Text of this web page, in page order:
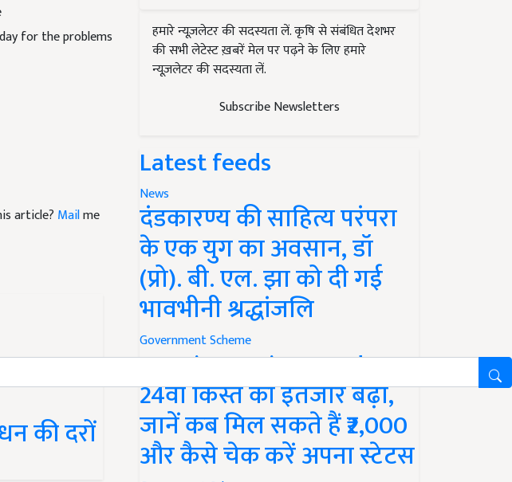
for the problems
article?
की दरों
हमारे न्यूज़लेटर की सदस्यता लें. कृषि से संबंधित देशभर
की सभी लेटेस्ट ख़बरें मेल पर पढ़ने के लिए हमारे
न्यूज़लेटर की सदस्यता लें.
Subscribe Newsletters
Latest feeds
News
दंडकारण्य की साहित्य परंपरा
के एक युग का अवसान, डॉ
(प्रो). बी. एल. झा को दी गई
भावभीनी श्रद्धांजलि
Government Scheme
PM Kisan Yojana Update:
24वीं किस्त का इंतजार बढ़ा,
जानें कब मिल सकते हैं ₹2,000
और कैसे चेक करें अपना स्टेटस